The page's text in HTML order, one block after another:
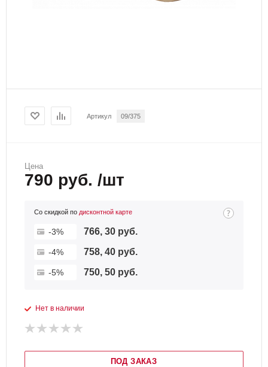
Артикул 09/375
Цена
790 руб. /шт
Со скидкой по дисконтной карте
-3% 766, 30 руб.
-4% 758, 40 руб.
-5% 750, 50 руб.
Нет в наличии
ПОД ЗАКАЗ